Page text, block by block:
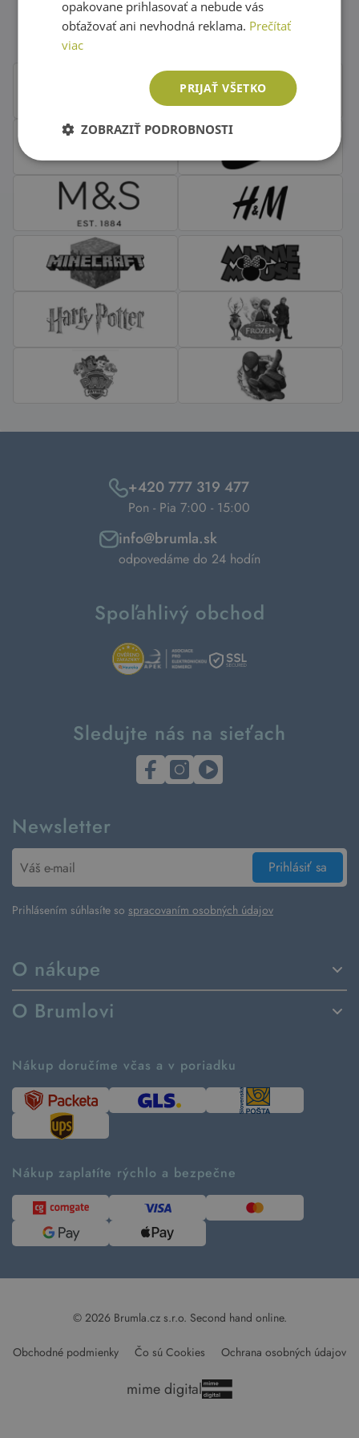
oblečenia
O nákupe
Spôsoby dodania a platby
Vrátenie tovaru a reklamácia
Návod ako nakupovať
Tabuľka veľkostí
Predávané značky
Kontakt
O Brumlovi
Ako tvoríme second hand
Časté otázky
Kde pomáhame
Udržateľnosť
Blog
Pre médiá
+420 777 319 477
Pon - Pia 7:00 - 15:00
info@brumla.sk
odpovedáme do 24 hodín
Spoľahlivý obchod
Sledujte nás na sieťach
Newsletter
Prihlásiť sa
Prihlásením súhlasíte so spracovaním osobných údajov
Nákup doručíme včas a v poriadku
Nákup zaplatíte rýchlo a bezpečne
© 2026 Brumla.cz s.r.o. Second hand online.
Obchodné podmienky Čo sú Cookies Ochrana osobných údajov
mime digital
opakovane prihlasovať a nebude vás
obťažovať ani nevhodná reklama. Prečítať
viac
PRIJAŤ VŠETKO
ZOBRAZIŤ PODROBNOSTI